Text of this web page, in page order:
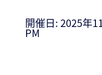
開催日: 2025年
PM